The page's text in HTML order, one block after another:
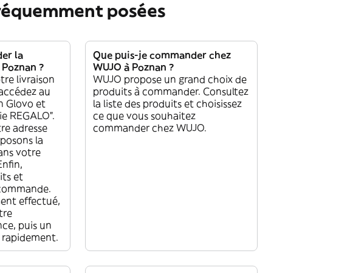
posées
la
?
livraison
au
Glovo et
REGALO”.
adresse
la
votre
et
effectué,
puis un
Que puis-je commander chez
WUJO à Poznan ?
WUJO propose un grand choix de
produits à commander. Consultez
la liste des produits et choisissez
ce que vous souhaitez
commander chez WUJO.